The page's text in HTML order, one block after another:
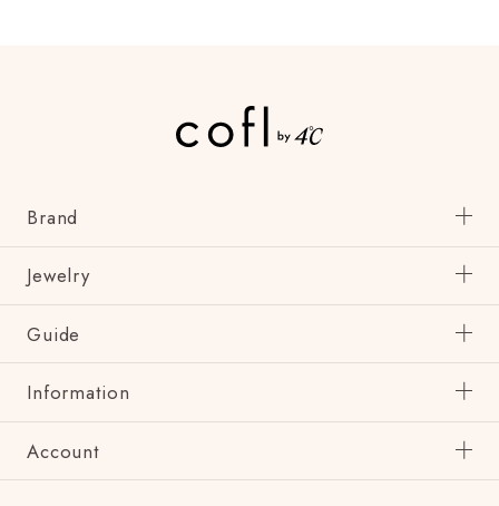
Brand
Jewelry
Guide
Information
Account